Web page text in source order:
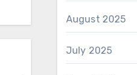
August 2025
July 2025